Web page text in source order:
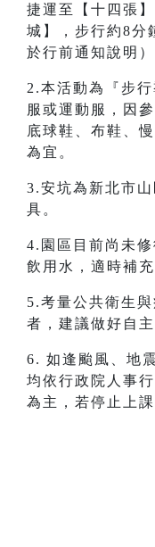
捷運至【十四張
城】，步行約8分
於行前通知說明）
2.本活動為『步
服或運動服，因
底球鞋、布鞋、
為宜。
3.安坑為新北市
具。
4.園區目前尚未
飲用水，適時補充
5.考量公共衛生
者，建議做好自
6. 如逢颱風、地
均依行政院人事
為主，若停止上